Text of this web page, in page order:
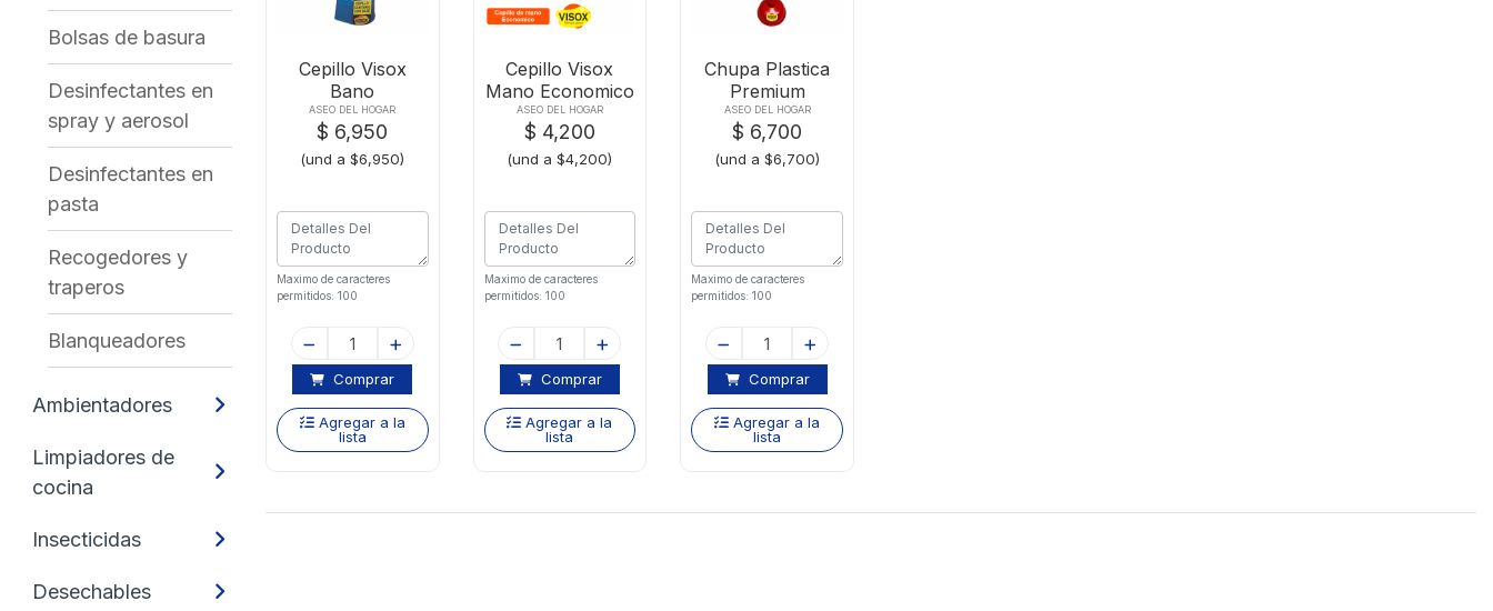
Bolsas de basura
Desinfectantes en
spray y aerosol
Desinfectantes en
pasta
Recogedores y
traperos
Blanqueadores
Ambientadores
Limpiadores de
cocina
Insecticidas
Desechables
Cepillo Visox
Bano
ASEO DEL HOGAR
$ 6,950
(und a $6,950)
Maximo de caracteres
permitidos: 100
Comprar
Agregar a la
lista
Cepillo Visox
Mano Economico
ASEO DEL HOGAR
$ 4,200
(und a $4,200)
Maximo de caracteres
permitidos: 100
Comprar
Agregar a la
lista
Chupa Plastica
Premium
ASEO DEL HOGAR
$ 6,700
(und a $6,700)
Maximo de caracteres
permitidos: 100
Comprar
Agregar a la
lista